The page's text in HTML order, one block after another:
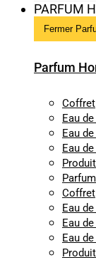
PARFUM
Fermer
Parfum
Coffret
Eau
Eau
Eau
Coffret
Eau
Eau
Eau